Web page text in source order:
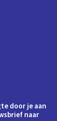
door je aan
naar